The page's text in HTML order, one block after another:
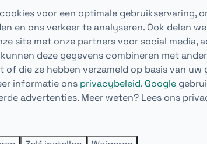
of misschien zoekt u meer iets
een bezichting of vraag informatie aan.
voor een optimale gebruikservaring,
en ons verkeer te analyseren. Ook delen
site met onze partners voor social media,
deze gegevens combineren met
die ze hebben verzameld op basis van uw
informatie ons privacybeleid. Google
advertenties. Meer weten? Lees ons